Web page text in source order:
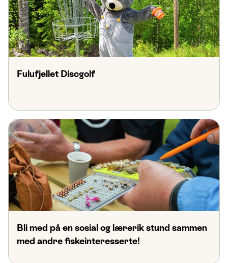
Fulufjellet Discgolf
Bli med på en sosial og lærerik stund sammen
med andre fiskeinteresserte!